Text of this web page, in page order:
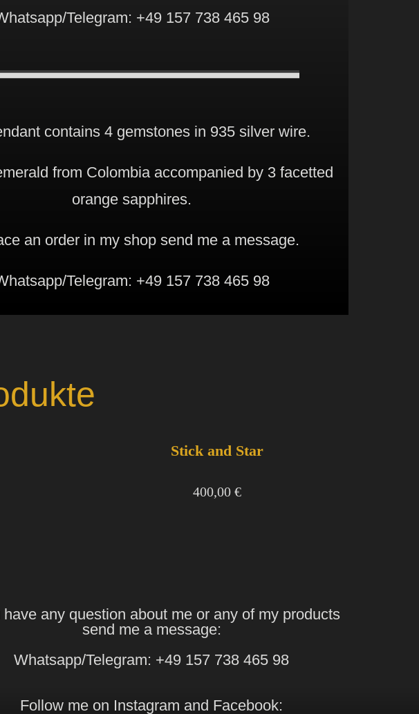
Telegram: +49 157 738 465 98
contains 4 gemstones in 935 silver wire.
from Colombia accompanied by 3 facetted
orange sapphires.
an order in my shop send me a message.
Telegram: +49 157 738 465 98
Stick and Star
400,00 €
have any question about me or any of my products
send me a message:
Whatsapp/Telegram: +49 157 738 465 98
Follow me on Instagram and Facebook: